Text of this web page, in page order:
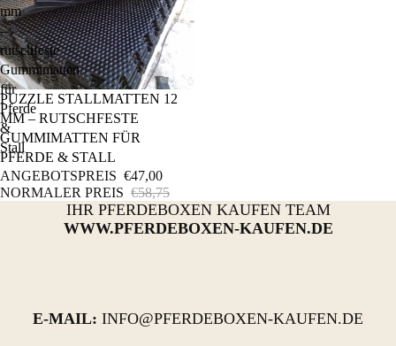
mm
–
rutschfeste
Gummimatten
für
Pferde
&
Stall
20% RABATT
PUZZLE STALLMATTEN 12
MM – RUTSCHFESTE
GUMMIMATTEN FÜR
PFERDE & STALL
ANGEBOTSPREIS €47,00
NORMALER PREIS €58,75
IHR PFERDEBOXEN KAUFEN TEAM
WWW.PFERDEBOXEN-KAUFEN.DE
E-MAIL: INFO@PFERDEBOXEN-KAUFEN.DE